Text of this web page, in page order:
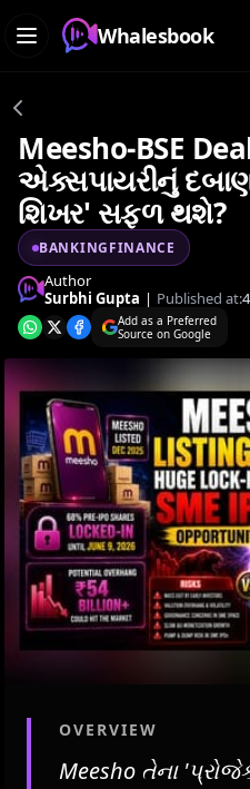
Whalesbook
Meesho-BSE
એક્સપાયરીનું
શિખર' સફળ થશે?
BANKINGFINANCE
Author
Surbhi Gupta | Published at:
Add as a Preferred
Source on Google
OVERVIEW
Meesho તેના